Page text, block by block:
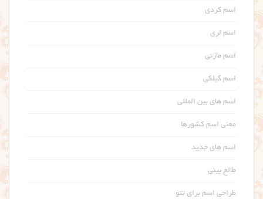
اسم کردی
اسم لری
اسم مازنی
اسم گیلکی
اسم های بین المللی
معنی اسم کشورها
اسم های جدید
طالع بینی
طراحی اسم برای تتو